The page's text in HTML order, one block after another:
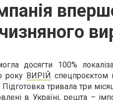
досягти 100%
року ВИРІЙ спецпроєктом
тривала три
в Україні, решта –